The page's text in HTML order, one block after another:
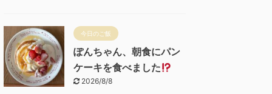
今日のご飯
ぽんちゃん、朝食にパン
ケーキを食べました
2026/8/8